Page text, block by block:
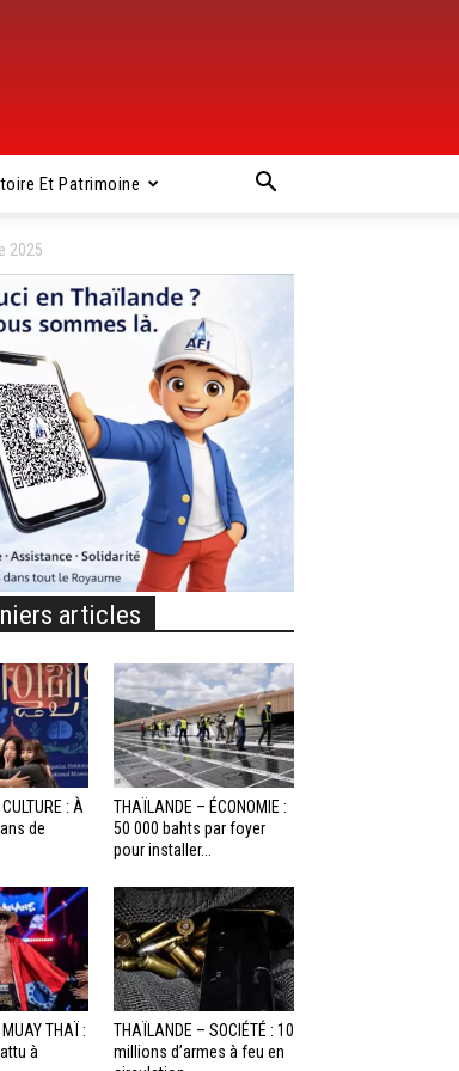
Et Patrimoine
2025
articles
: À
de
THAÏLANDE – ÉCONOMIE :
50 000 bahts par foyer
pour installer...
THAÏ :
à
THAÏLANDE – SOCIÉTÉ : 10
millions d’armes à feu en